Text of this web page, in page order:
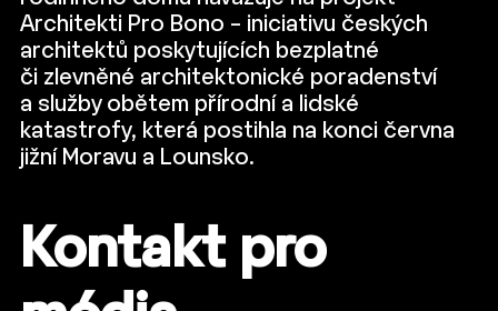
Architekti Pro Bono – iniciativu českých
architektů poskytujících bezplatné
či zlevněné architektonické poradenství
a služby obětem přírodní a lidské
katastrofy, která postihla na konci června
jižní Moravu a Lounsko.
Kontakt pro